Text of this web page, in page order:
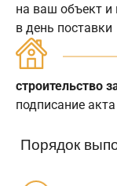
на ваш объект и
в день поставки
строительство
подписание
Порядок